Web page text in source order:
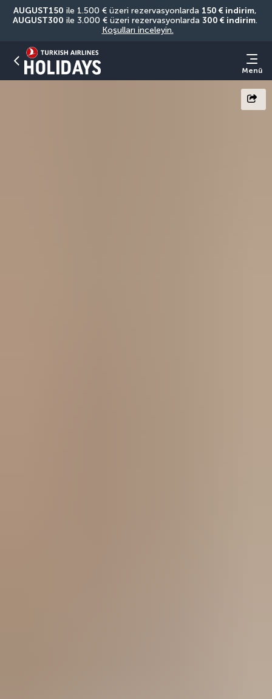
AUGUST150 ile 1.500 € üzeri rezervasyonlarda 150 € indirim
AUGUST300 ile 3.000 € üzeri rezervasyonlarda 300 € indirim
Koşulları inceleyin.
Menü